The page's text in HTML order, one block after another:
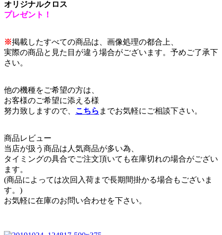
オリジナルクロス
プレゼント！
※掲載したすべての商品は、画像処理の都合上、
実際の商品と見た目が違う場合がございます。予めご了承下
さい。
他の機種をご希望の方は、
お客様のご希望に添える様
努力致しますので、 こちら までお気軽にご相談下さい。
商品レビュー
当店が扱う商品は人気商品が多い為、
タイミングの具合でご注文頂いても在庫切れの場合がござい
ます。
(商品によっては次回入荷まで長期間掛かる場合もございま
す。)
お気軽に在庫のお問い合わせを下さい。